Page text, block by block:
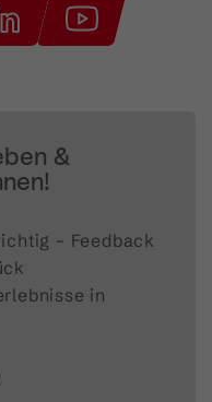
&
– Feedback
in